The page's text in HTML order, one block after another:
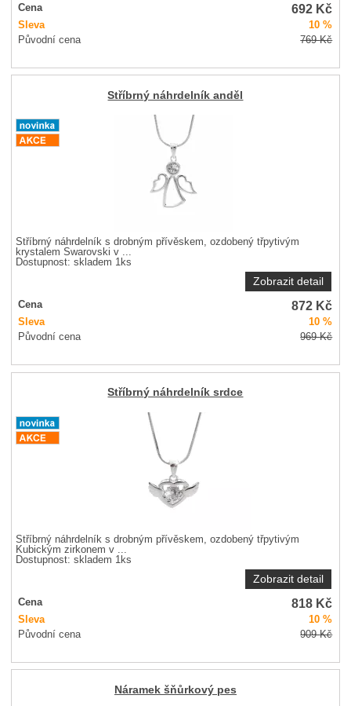
Cena 692 Kč
Sleva
10 %
Původní cena
769Kč
Stříbrný náhrdelník anděl
Stříbrný náhrdelník s drobným přívěskem, ozdobený třpytivým
krystalem Swarovski v ...
Dostupnost:skladem 1ks
Zobrazit detail
Cena 872 Kč
Sleva
10 %
Původní cena
969Kč
Stříbrný náhrdelník srdce
Stříbrný náhrdelník s drobným přívěskem, ozdobený třpytivým
Kubickým zirkonem v ...
Dostupnost:skladem 1ks
Zobrazit detail
Cena 818 Kč
Sleva
10 %
Původní cena
909Kč
Náramek šňůrkový pes